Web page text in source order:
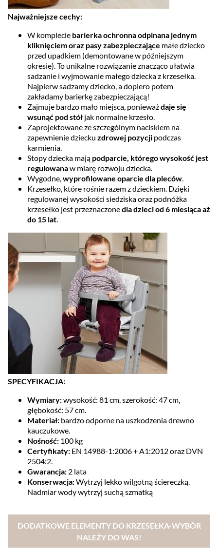
Najważniejsze cechy:
W komplecie barierka ochronna odpinana jednym
kliknięciem oraz pasy zabezpieczające małe dziecko
przed upadkiem (demontowane w późniejszym
okresie). To unikalne rozwiązanie znacząco ułatwia
sadzanie i wyjmowanie małego dziecka z krzesełka.
Najpierw sadzamy dziecko, a dopiero potem
zakładamy barierkę zabezpieczającą!
Zajmuje bardzo mało miejsca, ponieważdaje się
wsunąć pod stół jak normalne krzesło.
Zaprojektowane ze szczególnym naciskiem na
zapewnienie dziecku zdrowej pozycji podczas
karmienia.
Stopy dziecka mają podparcie, którego wysokość jest
regulowanaw miarę rozwoju dziecka.
Wygodne,wyprofilowane oparcie dla pleców.
Krzesełko, które rośnie razem z dzieckiem. Dzięki
regulowanej wysokości siedziska oraz podnóżka
krzesełko jest przeznaczonedla dzieci od 6 miesiąca aż
do 15 lat.
SPECYFIKACJA:
Wymiary:wysokość: 81 cm, szerokość: 47 cm,
głębokość: 57 cm.
Materiał: bardzo odporne na uszkodzenia drewno
kauczukowe.
Nośność: 100 kg
Certyfikaty: EN 14988-1:2006 + A1:2012 oraz DVN
2504:2.
Gwarancja: 2 lata
Konserwacja:Wytrzyj lekko wilgotną ściereczką.
Nadmiar wody wytrzyj suchą szmatką
DODATKOWE ELEMENTY DO KRZESEŁKA-WYBÓR
NALEŻY DO WAS!